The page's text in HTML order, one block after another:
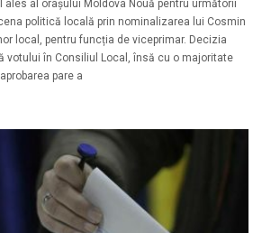
ales al orașului Moldova Nouă pentru următorii
politică locală prin nominalizarea lui Cosmin
local, pentru funcția de viceprimar. Decizia
votului în Consiliul Local, însă cu o majoritate
pare a